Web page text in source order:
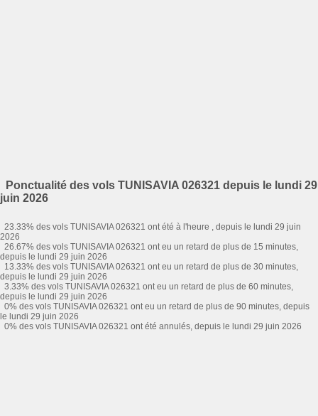
Ponctualité des vols TUNISAVIA 026321 depuis le lundi 29
juin 2026
23.33% des vols TUNISAVIA 026321 ont été à l'heure , depuis le lundi 29 juin
2026
26.67% des vols TUNISAVIA 026321 ont eu un retard de plus de 15 minutes,
depuis le lundi 29 juin 2026
13.33% des vols TUNISAVIA 026321 ont eu un retard de plus de 30 minutes,
depuis le lundi 29 juin 2026
3.33% des vols TUNISAVIA 026321 ont eu un retard de plus de 60 minutes,
depuis le lundi 29 juin 2026
0% des vols TUNISAVIA 026321 ont eu un retard de plus de 90 minutes, depuis
le lundi 29 juin 2026
0% des vols TUNISAVIA 026321 ont été annulés, depuis le lundi 29 juin 2026